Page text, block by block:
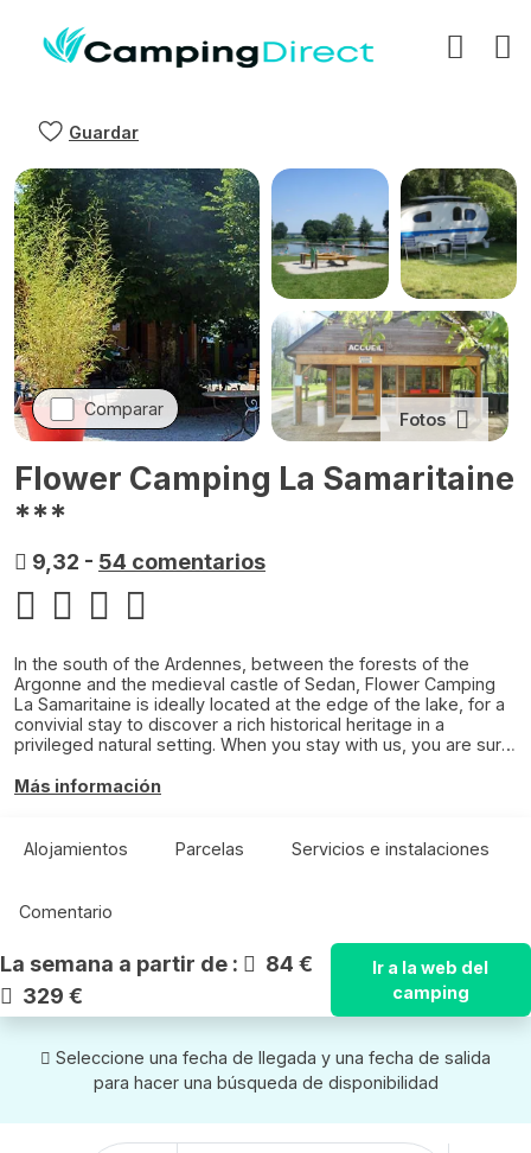
Guardar
Comparar
Fotos
Flower Camping La Samaritaine
***
9,32 - 54 comentarios
In the south of the Ardennes, between the forests of the
Argonne and the medieval castle of Sedan, Flower Camping
La Samaritaine is ideally located at the edge of the lake, for a
convivial stay to discover a rich historical heritage in a
privileged natural setting. When you stay with us, you are sure
your tents, caravans or campers on our site of 2,5 hectares.
the rhythm that suits you in a real holiday atmosphere. A great
place to spend time in nature with your loved ones. Around
for sports and culture. We look forward to welcome you and
Más información
Alojamientos Parcelas Servicios e instalaciones
Comentario
La semana a partir de :
84 €
329 €
Ir a la web del
camping
Seleccione una fecha de llegada y una fecha de salida
para hacer una búsqueda de disponibilidad